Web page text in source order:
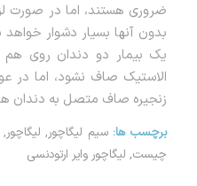
ضروری هستند، اما در صورت
بدون آنها بسیار دشوار
یک بیمار دو دندان روی
الاستیک صاف نشود، اما
زنجیره صاف متصل به دندان ها
برچسب ها: سیم لیگاچور, لیگاچور,
چیست, لیگاچور وایر ارتودنسی